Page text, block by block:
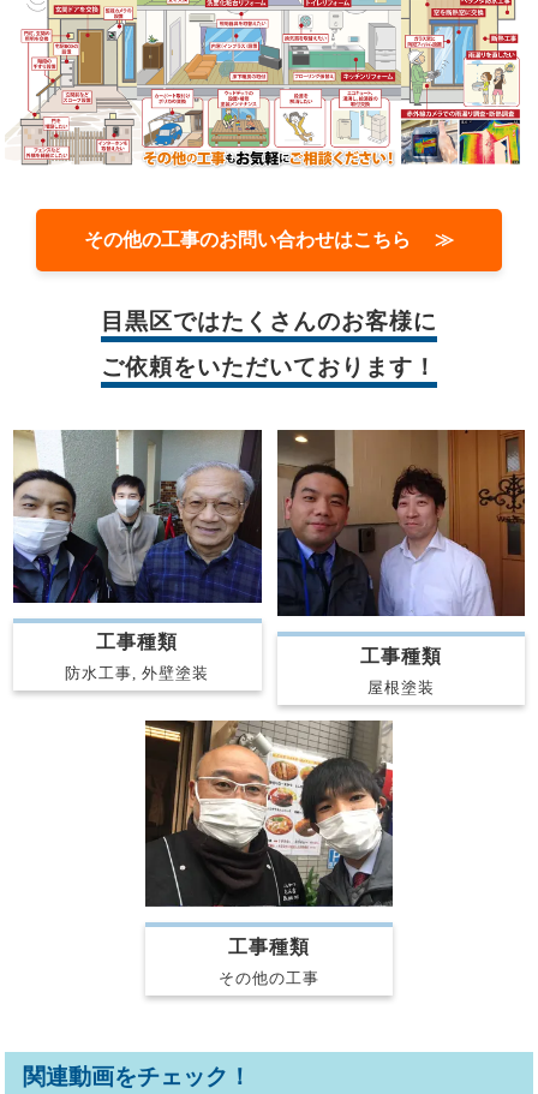
その他の工事のお問い合わせはこちら ≫
目黒区ではたくさんのお客様に
ご依頼をいただいております！
工事種類
防水工事, 外壁塗装
工事種類
屋根塗装
工事種類
その他の工事
関連動画をチェック！